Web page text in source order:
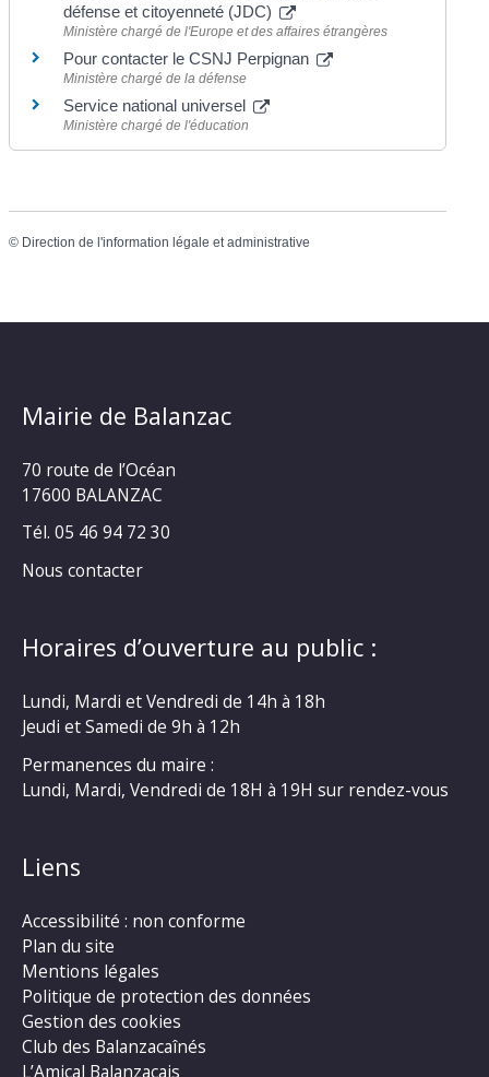
défense et citoyenneté (JDC)
Ministère chargé de l'Europe et des affaires étrangères
Pour contacter le CSNJ Perpignan
Ministère chargé de la défense
Service national universel
Ministère chargé de l'éducation
© Direction de l'information légale et administrative
Mairie de Balanzac
70 route de l’Océan
17600 BALANZAC
Tél. 05 46 94 72 30
Nous contacter
Horaires d’ouverture au public :
Lundi, Mardi et Vendredi de 14h à 18h
Jeudi et Samedi de 9h à 12h
Permanences du maire :
Lundi, Mardi, Vendredi de 18H à 19H sur rendez-vous
Liens
Accessibilité : non conforme
Plan du site
Mentions légales
Politique de protection des données
Gestion des cookies
Club des Balanzacaînés
L’Amical Balanzacais